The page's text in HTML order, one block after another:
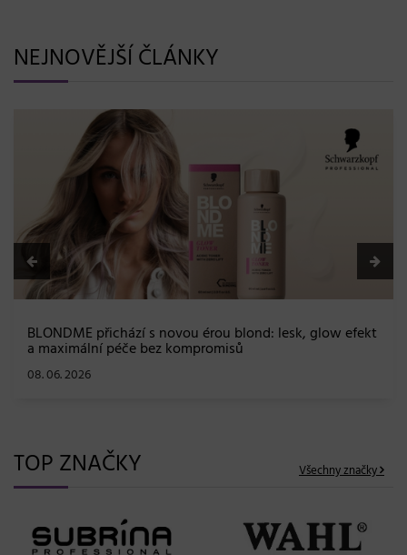
NEJNOVĚJŠÍ ČLÁNKY
BLONDME přichází s novou érou blond: lesk, glow efekt
a maximální péče bez kompromisů
08. 06. 2026
TOP ZNAČKY Všechny značky